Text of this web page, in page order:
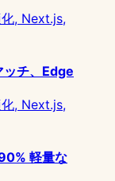
, Next.js,
チ、Edge
, Next.js,
軽量な